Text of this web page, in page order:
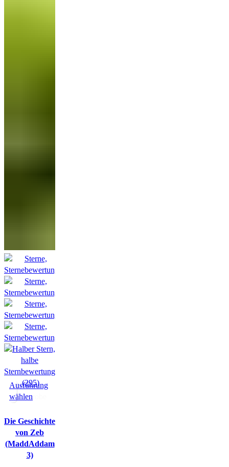
(295)
Hörprobe
Ausführung
wählen
Die Geschichte
von Zeb
(MaddAddam
3)